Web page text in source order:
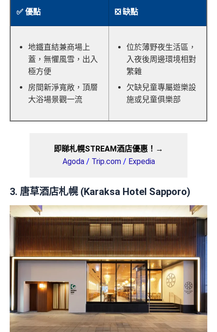
✅ 優點 ❎ 缺點
地鐵直結兼商場上
蓋，無懼風雪，出入
極方便
房間新淨寬敞，頂層
大浴場景觀一流
位於薄野夜生活區，
入夜後周邊環境相對
繁雜
欠缺兒童專屬遊樂設
施或兒童俱樂部
即睇札幌STREAM酒店優惠！→
Agoda/ Trip.com/ Expedia
3. 唐草酒店札幌 (Karaksa Hotel Sapporo)